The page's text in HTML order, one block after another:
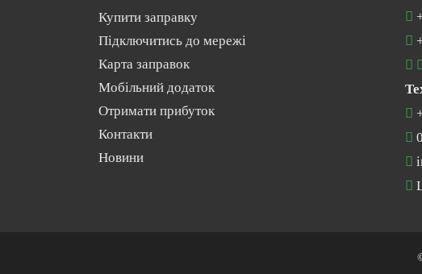
Купити заправку
Підключитись до мережі
Карта заправок
Мобільний додаток
Отримати прибуток
Контакти
Новини